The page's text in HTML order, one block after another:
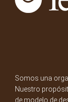
Somos una
Nuestro
de modelo de